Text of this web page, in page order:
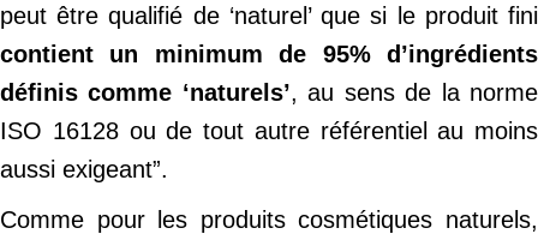
peut être qualifié de ‘naturel’ que si le produit fini
contient un minimum de 95% d’ingrédients
définis comme ‘naturels’, au sens de la norme
ISO 16128 ou de tout autre référentiel au moins
aussi exigeant”.
Comme pour les produits cosmétiques naturels,